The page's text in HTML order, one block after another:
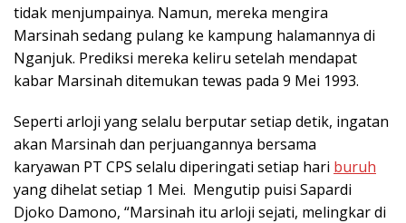
tidak menjumpainya. Namun, mereka mengira
Marsinah sedang pulang ke kampung halamannya di
Nganjuk. Prediksi mereka keliru setelah mendapat
kabar Marsinah ditemukan tewas pada 9 Mei 1993.
Seperti arloji yang selalu berputar setiap detik, ingatan
akan Marsinah dan perjuangannya bersama
karyawan PT CPS selalu diperingati setiap hari buruh
yang dihelat setiap 1 Mei. Mengutip puisi Sapardi
Djoko Damono, “Marsinah itu arloji sejati, melingkar di